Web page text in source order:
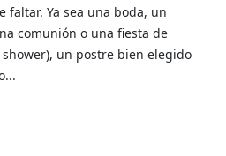
faltar. Ya sea una boda, un
comunión o una fiesta de
un postre bien elegido